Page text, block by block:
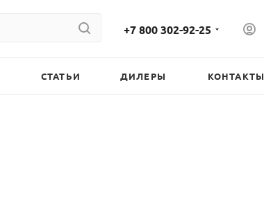
+7 800 302-92-25
СТАТЬИ ДИЛЕРЫ КОНТАКТЫ